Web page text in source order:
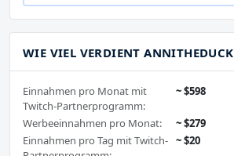
WIE VIEL VERDIENT ANNITHEDUCK
Einnahmen pro Monat mit
Twitch-Partnerprogramm:
~ $598
Werbeeinnahmen pro Monat:
~ $279
Einnahmen pro Tag mit Twitch- ~ $20